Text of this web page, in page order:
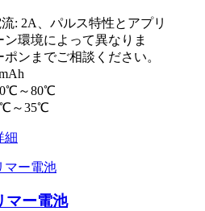
: 2A、パルス特性とアプリ
環境によって異なりま
ンまでご相談ください。
～80℃
～35℃
細
マー電池